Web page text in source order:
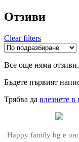
Отзиви
Clear filters
Все още няма отзиви.
Бъдете първият
Трябва да влезнете
Happy family bg е